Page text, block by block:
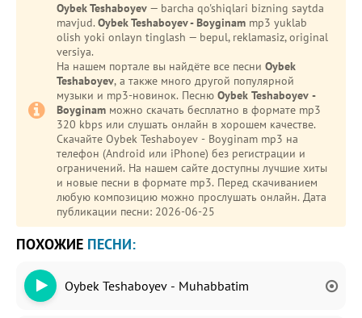
Oybek Teshaboyev — barcha qo'shiqlari bizning saytda
mavjud. Oybek Teshaboyev - Boyginam mp3 yuklab
olish yoki onlayn tinglash — bepul, reklamasiz, original
versiya.
На нашем портале вы найдёте все песни Oybek
Teshaboyev, а также много другой популярной
музыки и mp3-новинок. Песню Oybek Teshaboyev -
Boyginam можно скачать бесплатно в формате mp3
320 kbps или слушать онлайн в хорошем качестве.
Скачайте Oybek Teshaboyev - Boyginam mp3 на
телефон (Android или iPhone) без регистрации и
ограничений. На нашем сайте доступны лучшие хиты
и новые песни в формате mp3. Перед скачиванием
любую композицию можно прослушать онлайн. Дата
публикации песни: 2026-06-25
ПОХОЖИЕ ПЕСНИ:
Oybek Teshaboyev - Muhabbatim